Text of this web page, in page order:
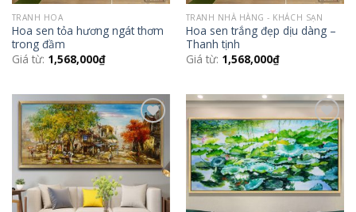
TRANH HOA
Hoa sen tỏa hương ngát thơm
trong đầm
Giá từ: 1,568,000₫
TRANH NHÀ HÀNG - KHÁCH SẠN
Hoa sen trắng đẹp dịu dàng –
Thanh tịnh
Giá từ: 1,568,000₫
Add to
Wishlist
Add to
Wishlist